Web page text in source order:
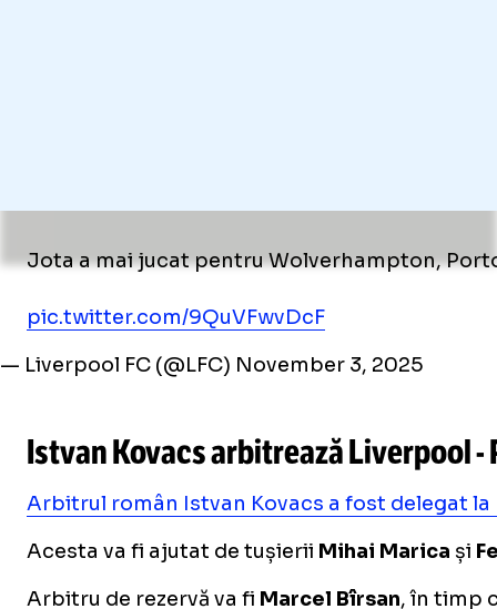
Jota a mai jucat pentru Wolverhampton,
pic.twitter.com/9QuVFwvDcF
— Liverpool FC (@LFC) November 3, 2025
Istvan Kovacs arbitrează Liverpool -
Arbitrul român Istvan Kovacs a fost delegat
Acesta va fi ajutat de tușierii Mihai Marica și
Arbitru de rezervă va fi Marcel Bîrsan, în timp